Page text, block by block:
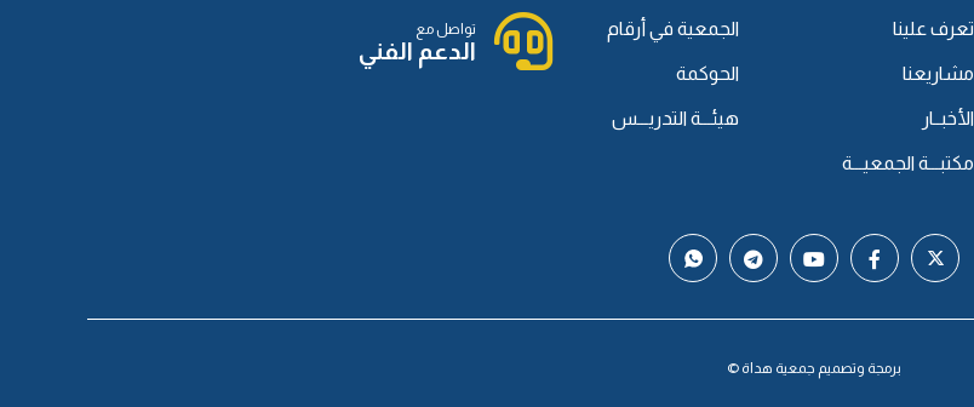
تعرف علينا
مشاريعنا
الأخبــار
مكتبـــة الجمعيـــة
الجمعية في أرقام
الحوكمة
هيئـــة التدريـــس
تواصل مع
الدعم الفني
برمجة وتصميم جمعية هداة ©